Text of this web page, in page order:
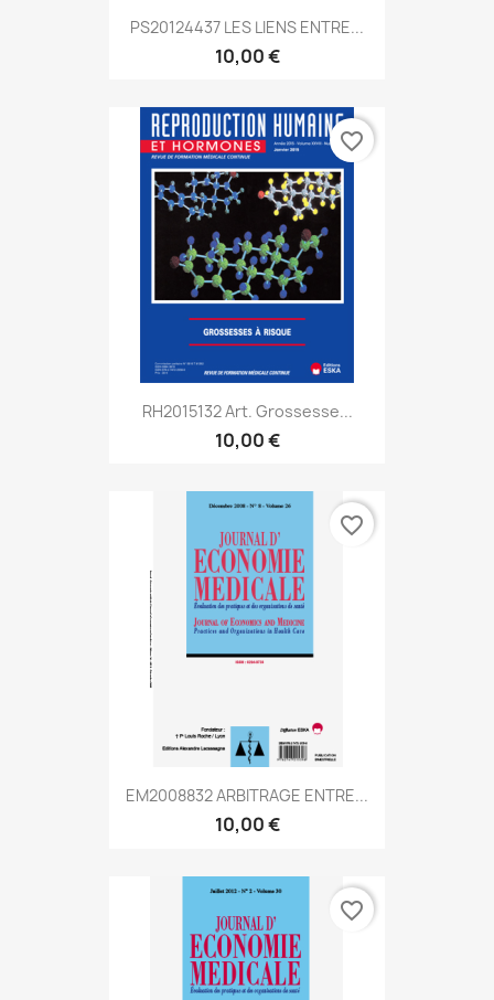
PS20124437 LES LIENS ENTRE...
10,00 €
RH2015132 Art. Grossesse...
10,00 €
favorite_border
EM2008832 ARBITRAGE ENTRE...
10,00 €
favorite_border
favorite_border